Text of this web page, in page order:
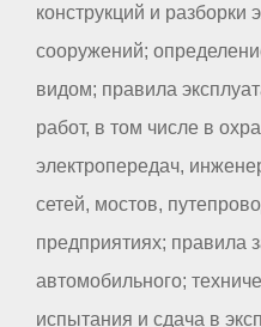
конструкций и разборки
сооружений;
видом; правила
работ, в том числе в
электропередач,
сетей, мостов,
предприятиях; правила
автомобильного;
испытания и сдача в